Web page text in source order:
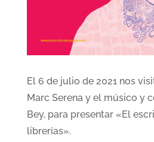
El 6 de julio de 2021 nos
Marc Serena y el músico y
Bey, para presentar «El
librerías».